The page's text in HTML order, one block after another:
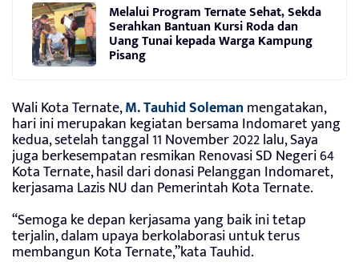
Melalui Program Ternate Sehat, Sekda
Serahkan Bantuan Kursi Roda dan
Uang Tunai kepada Warga Kampung
Pisang
Wali Kota Ternate,M. Tauhid Soleman mengatakan,
hari ini merupakan kegiatan bersama Indomaret yang
kedua, setelah tanggal 11 November 2022 lalu, Saya
juga berkesempatan resmikan Renovasi SD Negeri 64
Kota Ternate, hasil dari donasi Pelanggan Indomaret,
kerjasama Lazis NU dan Pemerintah Kota Ternate.
“Semoga ke depan kerjasama yang baik ini tetap
terjalin, dalam upaya berkolaborasi untuk terus
membangun Kota Ternate,”kata Tauhid.